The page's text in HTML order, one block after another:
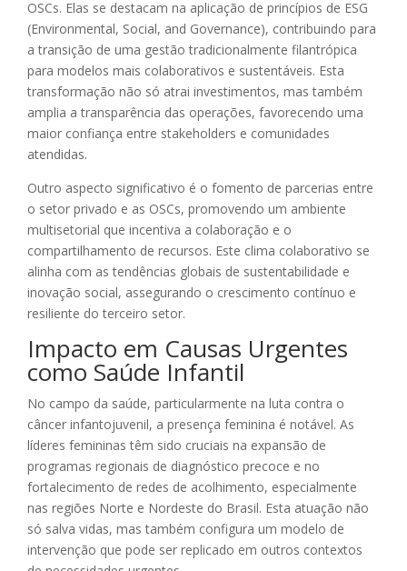
OSCs. Elas se destacam na aplicação de princípios de ESG
(Environmental, Social, and Governance), contribuindo para
a transição de uma gestão tradicionalmente filantrópica
para modelos mais colaborativos e sustentáveis. Esta
transformação não só atrai investimentos, mas também
amplia a transparência das operações, favorecendo uma
maior confiança entre stakeholders e comunidades
atendidas.
Outro aspecto significativo é o fomento de parcerias entre
o setor privado e as OSCs, promovendo um ambiente
multisetorial que incentiva a colaboração e o
compartilhamento de recursos. Este clima colaborativo se
alinha com as tendências globais de sustentabilidade e
inovação social, assegurando o crescimento contínuo e
resiliente do terceiro setor.
Impacto em Causas Urgentes
como Saúde Infantil
No campo da saúde, particularmente na luta contra o
câncer infantojuvenil, a presença feminina é notável. As
líderes femininas têm sido cruciais na expansão de
programas regionais de diagnóstico precoce e no
fortalecimento de redes de acolhimento, especialmente
nas regiões Norte e Nordeste do Brasil. Esta atuação não
só salva vidas, mas também configura um modelo de
intervenção que pode ser replicado em outros contextos